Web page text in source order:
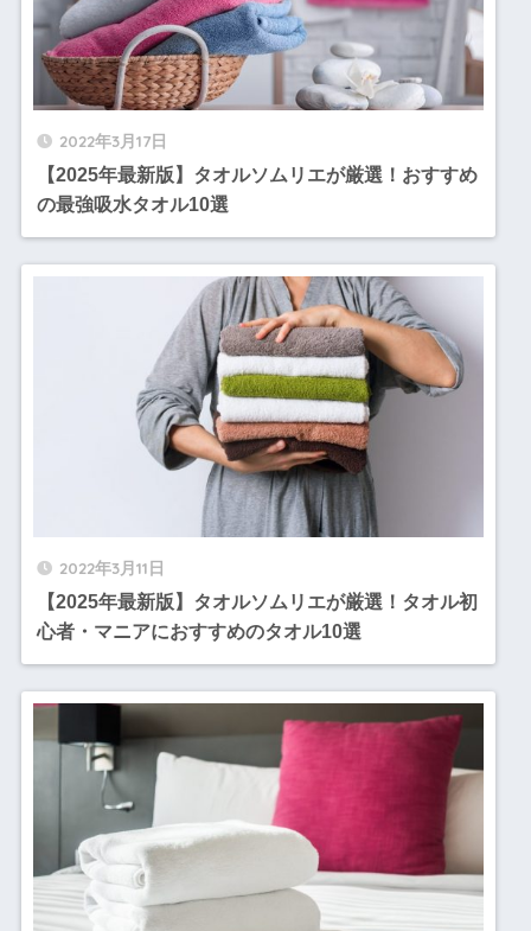
2022年3月17日
【2025年最新版】タオルソムリエが厳選！おすすめ
の最強吸水タオル10選
2022年3月11日
【2025年最新版】タオルソムリエが厳選！タオル初
心者・マニアにおすすめのタオル10選